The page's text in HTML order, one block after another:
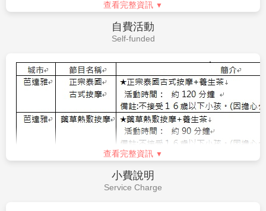
10.航班及飯店說明
▲飯店及航班皆以最終確認以行前說明會資料為準。
如逢飯店接到大型團體業務而客滿時，本公司將會
▲如需訂一大床，請務必先告知業務人員，國外飯店
大多為2床房型，您可事先需求1大床房但需視當天飯店
訂房狀況才能確認，因大房房間數有限請恕無法保証。
11.特別提醒: 建議於台灣先辦好泰國簽證再出發至當地，
若需要辦理落地簽證，旅客須出示在泰期間足夠之生活
費，每人至少1萬泰銖，每一家庭至少2萬泰銖(須出示現
金)，若金額不足將被遣返!!
12.貼心提醒：外籍人士需注意二次入境之辦理相關規
定，且持外國護照之旅客團費需另計。
13.如逢旺季或客滿，航空公司要求提早開票，繳交尾款
查看完整資訊
自費活動
Self-funded
查看完整資訊
小費說明
Service Charge